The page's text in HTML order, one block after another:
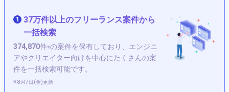
将来性
PMO
アプリケーションエンジニア
Kotlin
iOS
HTML
Android
サーバーエンジニア
データベースエンジニア
VBA CSS
Swift
SAPコンサルタント
R言語
1
37万件以上のフリーランス案件から
一括検索
374,870件※の案件を保有しており、エンジニ
アやクリエイター向けを中心にたくさんの案
件を一括検索可能です。
※ 8月7日(金)更新